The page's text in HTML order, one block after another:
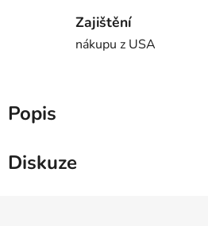
Zajištění
nákupu z USA
Popis
Diskuze